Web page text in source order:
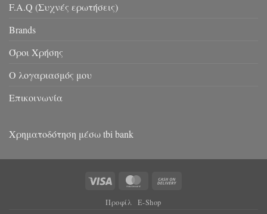
F.A.Q (Συχνές ερωτήσεις)
Brands
Όροι Χρήσης
Ο λογαριασμός μου
Επικοινωνία
Χρηματοδότηση μέσω tbi bank
Visa MasterCard
Προφίλ E-Shop